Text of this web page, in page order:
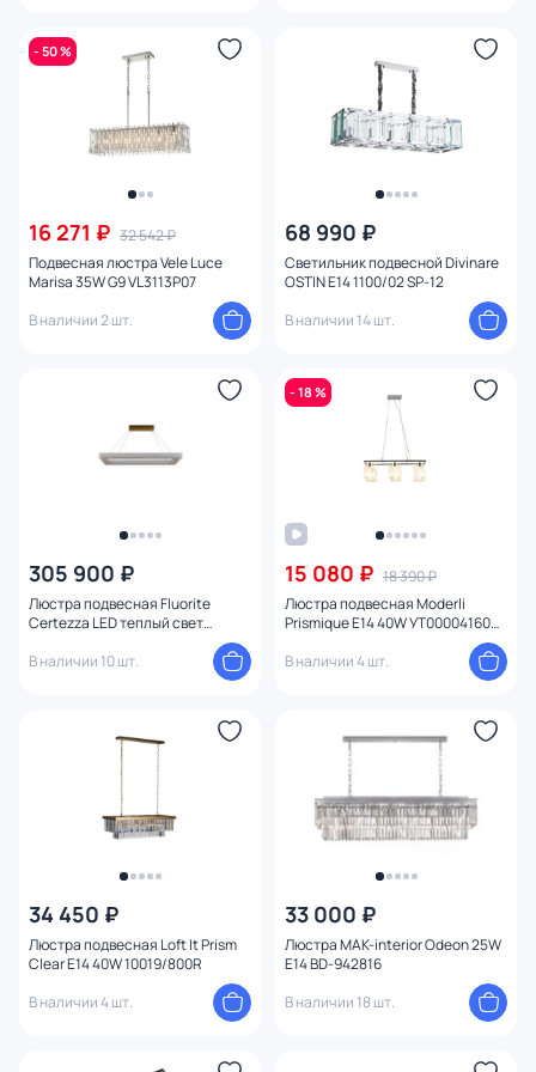
- 50 %
16 271 ₽ 32 542 ₽
Подвесная люстра Vele Luce
Marisa 35W G9 VL3113P07
В наличии 2 шт.
68 990 ₽
Светильник подвесной Divinare
OSTIN E14 1100/02 SP-12
В наличии 14 шт.
305 900 ₽
Люстра подвесная Fluorite
Certezza LED теплый свет
В наличии 10 шт.
- 18 %
15 080 ₽ 18 390 ₽
Люстра подвесная Moderli
Prismique E14 40W УТ000041604
В наличии 4 шт.
34 450 ₽
Люстра подвесная Loft It Prism
Clear E14 40W 10019/800R
В наличии 4 шт.
33 000 ₽
Люстра MAK-interior Odeon 25W
E14 BD-942816
В наличии 18 шт.